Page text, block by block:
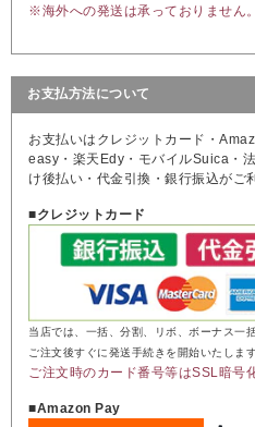
※海外への発送は承っておりません。
お支払方法について
お支払いはクレジットカード・
easy・楽天Edy・モバイルSuica・
け後払い・代金引換・銀行振込がご
■クレジットカード
当店では、一括、分割、リボ、ボーナス一
ご注文後すぐに発送手続きを開始いたします
ご注文時のカード番号等はSSL暗号
■Amazon Pay